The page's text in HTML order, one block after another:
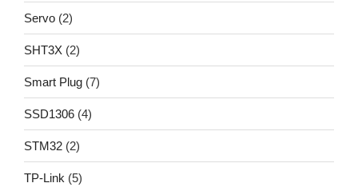
Servo (2)
SHT3X (2)
Smart Plug (7)
SSD1306 (4)
STM32 (2)
TP-Link (5)